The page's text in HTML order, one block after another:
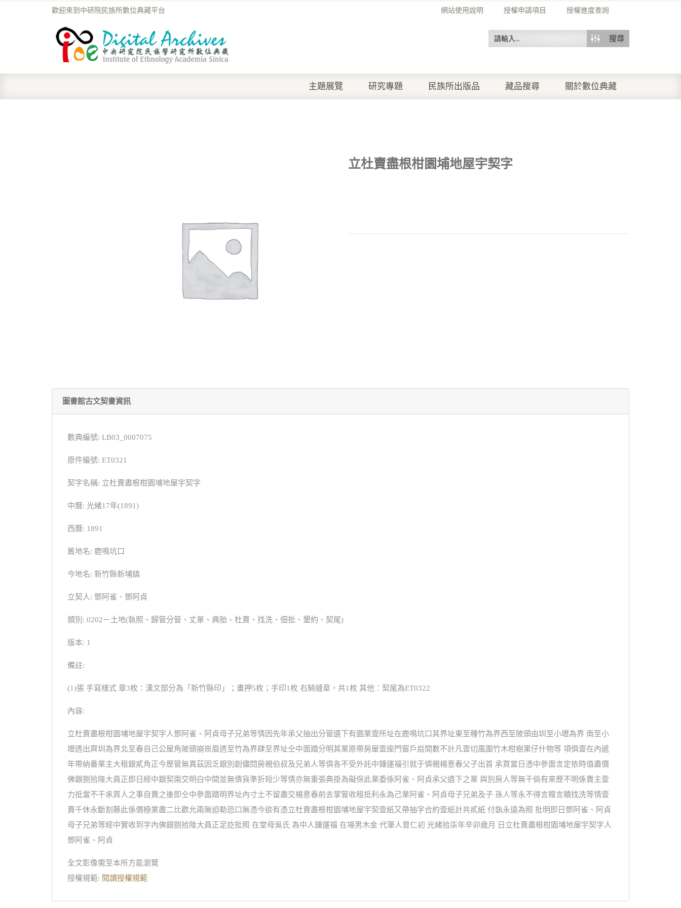
網站使用說明 授權申請項目 授權進度查詢
歡迎來到中研院民族所數位典藏平台
搜尋
主題展覽 研究專題 民族所出版品 藏品搜尋 關於數位典藏
立杜賣盡根柑園埔地屋宇契字
圖書館古文契書資訊
數典編號: LB03_0007075
原件編號: ET0321
契字名稱: 立杜賣盡根柑園埔地屋宇契字
中曆: 光緒17年(1891)
西曆: 1891
舊地名: 鹿鳴坑口
今地名: 新竹縣新埔鎮
立契人: 鄧阿雀、鄧阿貞
類別: 0202－土地(執照、歸管分管、丈單、典胎、杜賣、找洗、佃批、墾約、契尾)
版本: 1
備註:
(1)張 手寫樣式 章3枚：漢文部分為「新竹縣印」；畫押5枚；手印1枚 右騎縫章，共1枚 其他：契尾為ET0322
內容:
立杜賣盡根柑園埔地屋宇契字人鄧阿雀、阿貞母子兄弟等情因先年承父抽出分管遺下有園業壹所址在鹿鳴坑口其界址東至種竹為界西至陂頭由圳至小壢為界 南至小
壢透出齊圳為界北至春自己公屋角陂頭崩崁眉透至竹為界肆至界址仝中面踏分明其業原帶房屋壹座門窗戶扇間數不計凡壹切風圍竹木柑樹果仔什物等 項俱壹在內遞
年帶納番業主大租銀貳角正今歷管無異茲因乏銀別創儘問房親伯叔及兄弟人等俱各不受外託中鍾運福引就于憐親楊意春父子出首 承買當日憑中參面言定依時值盡價
佛銀捌拾陸大員正即日經中銀契兩交明白中間並無債貨準折短少等情亦無重張典掛為礙保此業委係阿雀、阿貞承父遺下之業 與別房人等無干倘有來歷不明係賣主壹
力抵當不干承買人之事自賣之後即仝中參面踏明界址內寸土不留盡交楊意春前去掌管收租抵利永為己業阿雀、阿貞母子兄弟及子 孫人等永不得言贈言贖找洗等情壹
賣千休永斷割藤此係價極業盡二比歡允兩無迫勒恐口無憑今欲有憑立杜賣盡根柑園埔地屋宇契壹紙又帶抽字合約壹紙計共貳紙 付埶永遠為照 批明即日鄧阿雀、阿貞
母子兄弟等經中實收到字內佛銀捌拾陸大員正足訖批照 在堂母吳氏 為中人鍾運福 在場男木金 代筆人曾仁初 光緒拾柒年辛卯歲月 日立杜賣盡根柑園埔地屋宇契字人
鄧阿雀、阿貞
全文影像需至本所方能瀏覽
授權規範: 閱讀授權規範